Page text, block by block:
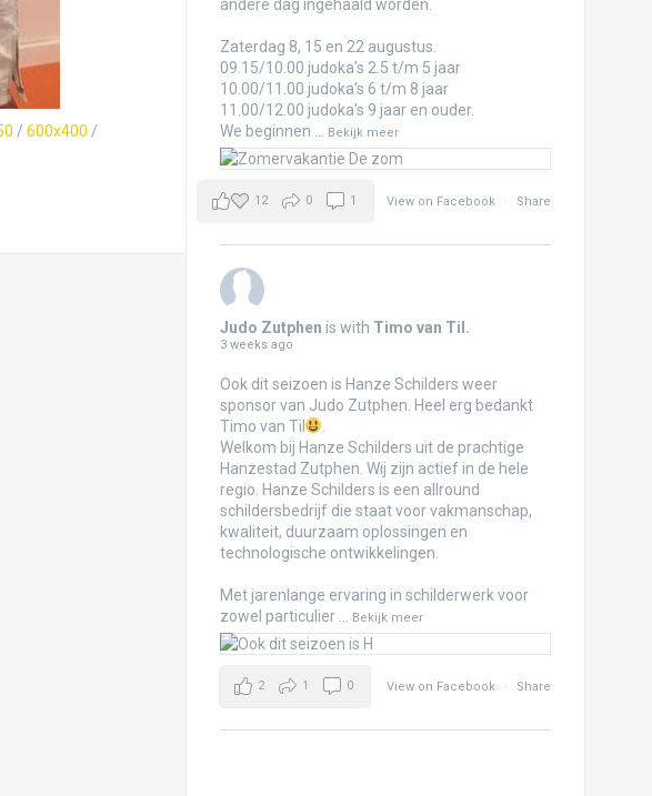
/ 600x400 /
andere dag ingehaald worden.
Zaterdag 8, 15 en 22 augustus.
09.15/10.00 judoka's 2.5 t/m 5 jaar
10.00/11.00 judoka's 6 t/m 8 jaar
11.00/12.00 judoka's 9 jaar en ouder.
We beginnen
Bekijk meer
View on Facebook · Share
12 0 1
Judo Zutphen is with Timo van Til.
3 weeks ago
Ook dit seizoen is Hanze Schilders weer
sponsor van Judo Zutphen. Heel erg bedankt
Timo van Til
Welkom bij Hanze Schilders uit de prachtige
Hanzestad Zutphen. Wij zijn actief in de hele
regio. Hanze Schilders is een allround
schildersbedrijf die staat voor vakmanschap,
kwaliteit, duurzaam oplossingen en
technologische ontwikkelingen.
Met jarenlange ervaring in schilderwerk voor
zowel particulier
Bekijk meer
View on Facebook · Share
2 1 0